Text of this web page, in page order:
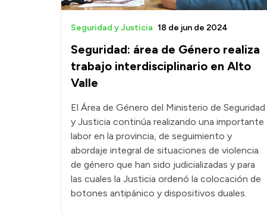
Seguridad: área de Género realiza
trabajo interdisciplinario en Alto
Valle
Seguridad y Justicia 18 de jun de 2024
El Área de Género del Ministerio de Seguridad
y Justicia continúa realizando una importante
labor en la provincia, de seguimiento y
abordaje integral de situaciones de violencia
de género que han sido judicializadas y para
las cuales la Justicia ordenó la colocación de
botones antipánico y dispositivos duales.